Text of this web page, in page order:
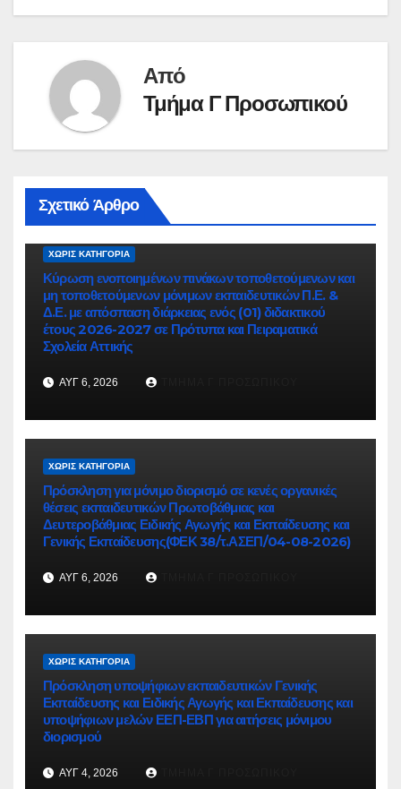
Από
Τμήμα Γ Προσωπικού
Σχετικό Άρθρο
ΧΩΡΊΣ ΚΑΤΗΓΟΡΊΑ
Κύρωση ενοποιημένων πινάκων τοποθετούμενων και
μη τοποθετούμενων μόνιμων εκπαιδευτικών Π.Ε. &
Δ.Ε. με απόσπαση διάρκειας ενός (01) διδακτικού
έτους 2026-2027 σε Πρότυπα και Πειραματικά
Σχολεία Αττικής
ΑΥΓ 6, 2026
ΧΩΡΊΣ ΚΑΤΗΓΟΡΊΑ
Πρόσκληση για μόνιμο διορισμό σε κενές οργανικές
θέσεις εκπαιδευτικών Πρωτοβάθμιας και
Δευτεροβάθμιας Ειδικής Αγωγής και Εκπαίδευσης και
Γενικής Εκπαίδευσης(ΦΕΚ 38/τ.ΑΣΕΠ/04-08-2026)
ΑΥΓ 6, 2026
ΧΩΡΊΣ ΚΑΤΗΓΟΡΊΑ
Πρόσκληση υποψήφιων εκπαιδευτικών Γενικής
Εκπαίδευσης και Ειδικής Αγωγής και Εκπαίδευσης και
υποψήφιων μελών ΕΕΠ-ΕΒΠ για αιτήσεις μόνιμου
διορισμού
ΑΥΓ 4, 2026